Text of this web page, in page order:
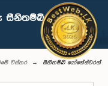
සීනිතම්බි
විස්තර සීනිතම්බි යෝහේස්වරන්